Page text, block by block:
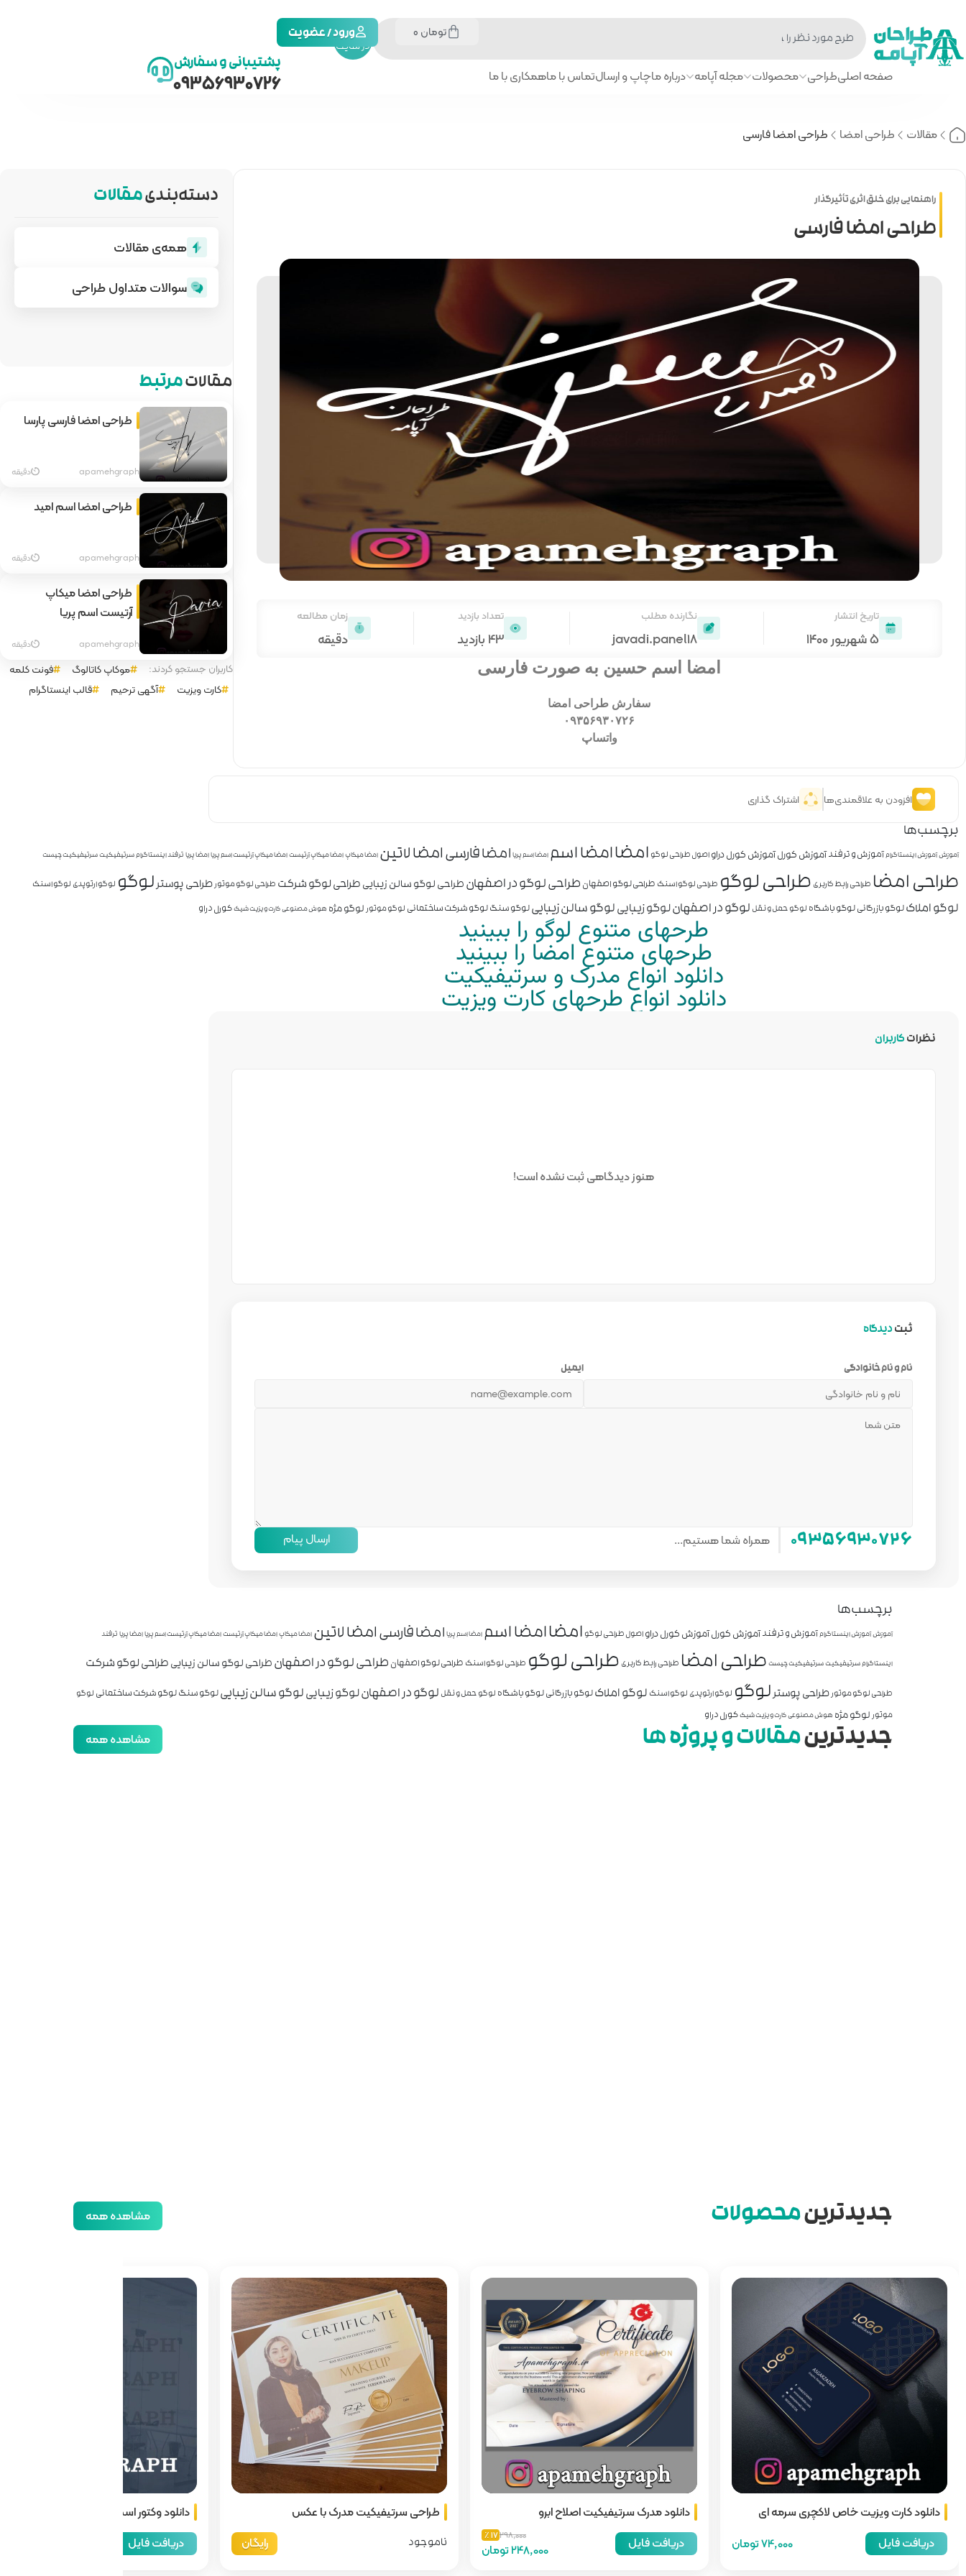
جستجو
در سایت
تومان ورود / عضویت
صفحه اصلیطراحی محصولات مجله آپامه درباره ماچاپ و ارسالتماس با ماهمکاری با ما
پشتیبانی و سفارش
09356930726
مقالات طراحی امضا طراحی امضا فارسی
طراحی امضا فارسی
راهنمایی برای خلق اثری تأثیرگذار
تاریخ انتشار
۵ شهریور ۱۴۰۰
نگارنده مطلب
javadi.panel18
تعداد بازدید
43 بازدید
زمان مطالعه
دقیقه
امضا اسم حسین به صورت فارسی
سفارش طراحی امضا
۰۹۳۵۶۹۳۰۷۲۶
واتساپ
دسته‌بندیمقالات
همه‌ی مقالات
سوالات متداول طراحی
مقالاتمرتبط
طراحی امضا فارسی پارسا
apamehgraph دقیقه
طراحی امضا اسم امید
apamehgraph دقیقه
طراحی امضا میکاپ
آرتیست اسم پریا
apamehgraph دقیقه
کاربران جستجو کردند: موکاپ کاتالوگ
فونت کلمه
کارت ویزیت
آگهی ترحیم قالب اینستاگرام
افزودن به علاقمندی‌ها اشتراک گذاری
برچسب‌ها
آموزشآموزش اینستاگرامآموزش و ترفندآموزش کورلآموزش کورل دراواصول طراحی لوگو امضاامضا اسم امضا اسم پریا امضا فارسیامضا لاتین امضا میکاپامضا میکاپ آرتیستامضا میکاپ آرتیست اسم پریاامضا پریا ترفند اینستاگرامسرتیفیکیتسرتیفیکیت چیست
طراحی امضا طراحی رابط کاربری طراحی لوگو طراحی لوگو اسنک طراحی لوگو اصفهان طراحی لوگو در اصفهانطراحی لوگو سالن زیباییطراحی لوگو شرکت طراحی لوگو موتورطراحی پوسترلوگو لوگو ارتوپدی لوگو اسنک
لوگو املاکلوگو بازرگانیلوگو باشگاه لوگو حمل و نقل لوگو در اصفهانلوگو زیباییلوگو سالن زیباییلوگو سنگلوگو شرکت ساختمانی لوگو موتورلوگو مژه هوش مصنوعیکارت ویزیت شیککورل دراو
طرحهای متنوع لوگو را ببینید
طرحهای متنوع امضا را ببینید
دانلود انواع مدرک و سرتیفیکیت
دانلود انواع طرحهای کارت ویزیت
نظراتکاربران
هنوز دیدگاهی ثبت نشده است!
ثبتدیدگاه
نام و نام خانوادگی ایمیل
۰۹۳۵۶۹۳۰۷۲۶ همراه شما هستیم... ارسال پیام
برچسب‌ها
آموزشآموزش اینستاگرامآموزش و ترفندآموزش کورلآموزش کورل دراواصول طراحی لوگو امضاامضا اسم امضا اسم پریا امضا فارسیامضا لاتین امضا میکاپامضا میکاپ آرتیستامضا میکاپ آرتیست اسم پریاامضا پریا ترفند
اینستاگرامسرتیفیکیتسرتیفیکیت چیست طراحی امضا طراحی رابط کاربری طراحی لوگو طراحی لوگو اسنک طراحی لوگو اصفهان طراحی لوگو در اصفهانطراحی لوگو سالن زیباییطراحی لوگو شرکت
طراحی لوگو موتورطراحی پوسترلوگو لوگو ارتوپدی لوگو اسنک لوگو املاکلوگو بازرگانیلوگو باشگاه لوگو حمل و نقل لوگو در اصفهانلوگو زیباییلوگو سالن زیباییلوگو سنگلوگو شرکت ساختمانی لوگو
موتورلوگو مژه هوش مصنوعیکارت ویزیت شیککورل دراو
جدیدترینمقالات و پروژه ها مشاهده همه
جدیدترینمحصولات مشاهده همه
دانلود کارت ویزیت خاص لاکچری سرمه ای
طلایی
دریافت فایل 74,000 تومان
دانلود مدرک سرتیفیکیت اصلاح ابرو
دریافت فایل
298,00017 ٪
248,000 تومان
طراحی سرتیفیکیت مدرک با عکس
ناموجود رایگان
دانلود وکتور اسم ایران
دریافت فایل